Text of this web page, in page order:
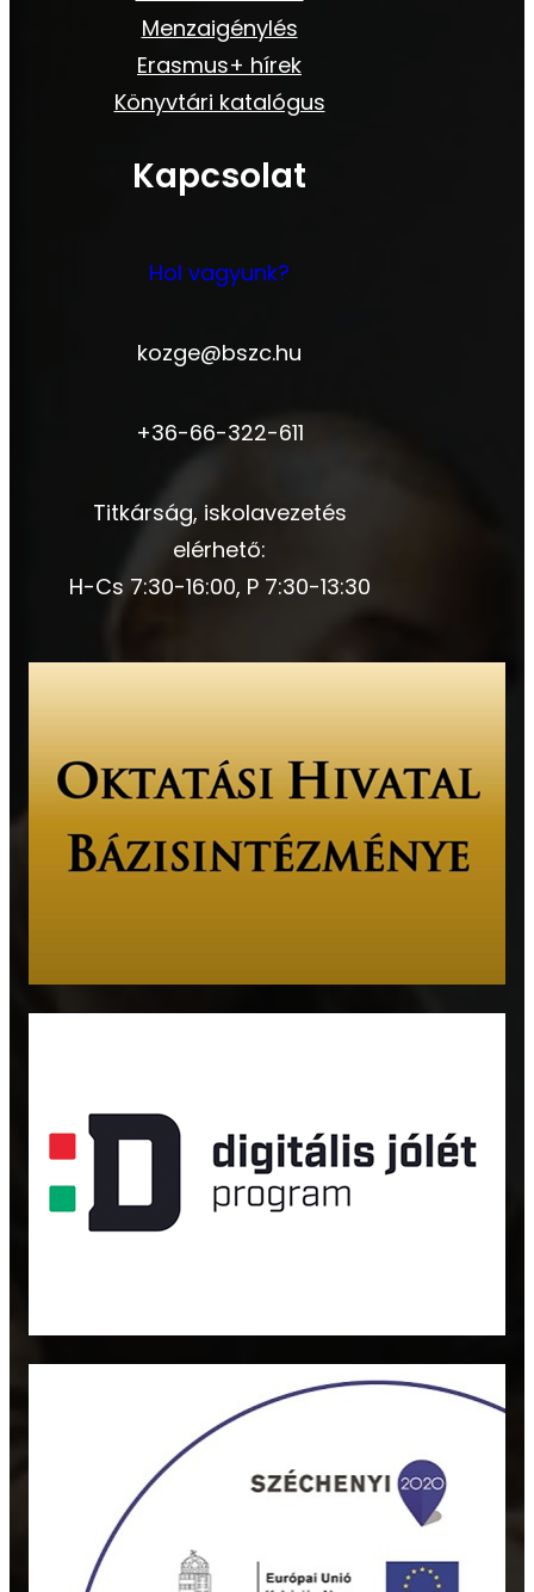
Menzaigénylés
Erasmus+ hírek
Könyvtári katalógus
Kapcsolat
Hol vagyunk?
kozge@bszc.hu
+36-66-322-611
Titkárság, iskolavezetés
elérhető:
H-Cs 7:30-16:00, P 7:30-13:30